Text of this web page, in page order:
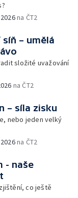
na ČT2
– umělá
složité uvažování
na ČT2
– síla zisku
nebo jeden velký
na ČT2
- naše
co ještě